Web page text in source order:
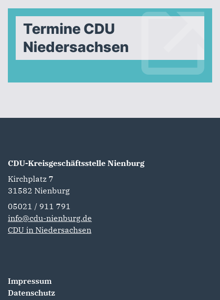
Termine CDU
Niedersachsen
CDU-Kreisgeschäftsstelle Nienburg
Kirchplatz 7
31582 Nienburg
05021 / 911 791
info@cdu-nienburg.de
CDU in Niedersachsen
Impressum
Datenschutz